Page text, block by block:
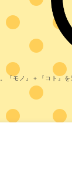
『モノ』＋『コト』